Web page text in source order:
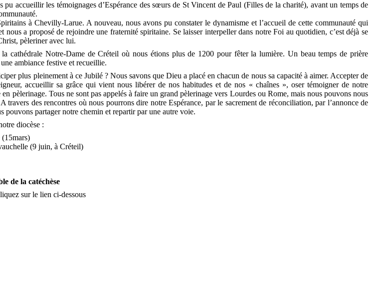
pu accueillir les témoignages d’Espérance des sœurs de St Vincent de Paul (Filles de la charité), avant un temps de
à Chevilly-Larue. A nouveau, nous avons pu constater le dynamisme et l’accueil de cette communauté qui
nous a proposé de rejoindre une fraternité spiritaine. Se laisser interpeller dans notre Foi au quotidien, c’est déjà se
pèleriner avec lui.
cathédrale Notre-Dame de Créteil où nous étions plus de 1200 pour fêter la lumière. Un beau temps de prière
ambiance festive et recueillie.
plus pleinement à ce Jubilé ? Nous savons que Dieu a placé en chacun de nous sa capacité à aimer. Accepter de
accueillir sa grâce qui vient nous libérer de nos habitudes et de nos « chaînes », oser témoigner de notre
en pèlerinage. Tous ne sont pas appelés à faire un grand pèlerinage vers Lourdes ou Rome, mais nous pouvons nous
travers des rencontres où nous pourrons dire notre Espérance, par le sacrement de réconciliation, par l’annonce de
pouvons partager notre chemin et repartir par une autre voie.
diocèse :
(15mars)
(9 juin, à Créteil)
de la catéchèse
sur le lien ci-dessous